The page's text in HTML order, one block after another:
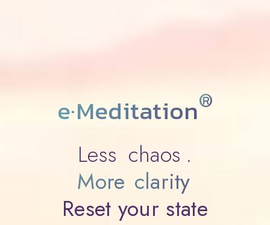
e·Meditation®
Less chaos .
More clarity
Reset your state